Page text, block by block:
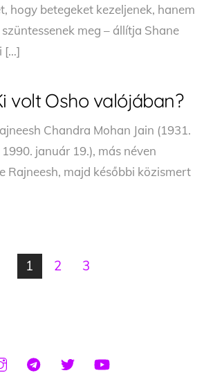
hogy betegeket kezeljenek, hanem
meg – állítja Shane
[…]
volt Osho valójában?
Chandra Mohan Jain (1931.
január 19.), más néven
Rajneesh, majd későbbi közismert
1 2 3